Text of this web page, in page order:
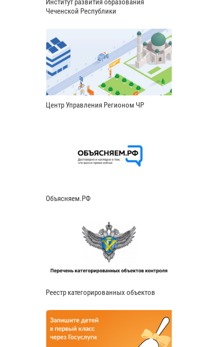
Институт развития образования
Чеченской Республики
Центр Управления Регионом ЧР
Объясняем.РФ
Реестр категорированных объектов